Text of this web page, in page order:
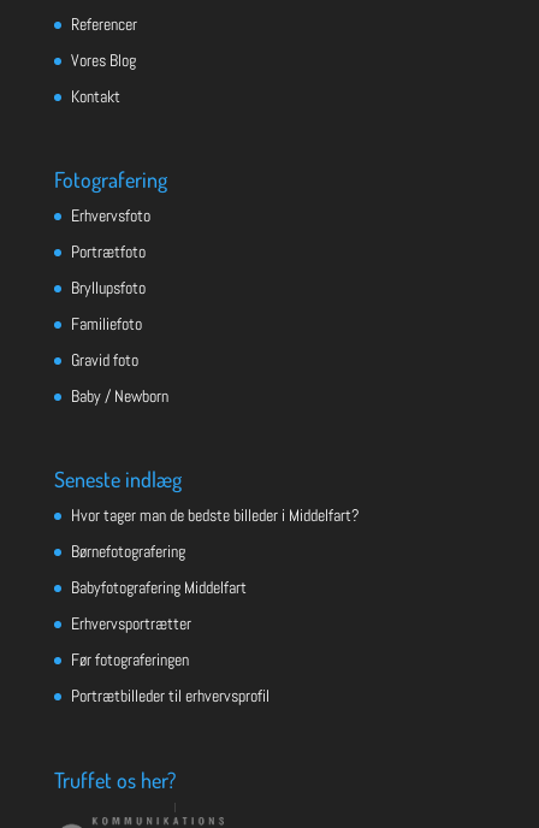
Referencer
Vores Blog
Kontakt
Fotografering
Erhvervsfoto
Portrætfoto
Bryllupsfoto
Familiefoto
Gravid foto
Baby / Newborn
Seneste indlæg
Hvor tager man de bedste billeder i Middelfart?
Børnefotografering
Babyfotografering Middelfart
Erhvervsportrætter
Før fotograferingen
Portrætbilleder til erhvervsprofil
Truffet os her?